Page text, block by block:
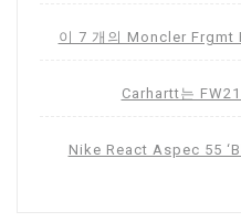
이 7 개의 Moncler
Carhartt는
Nike React Aspec 55